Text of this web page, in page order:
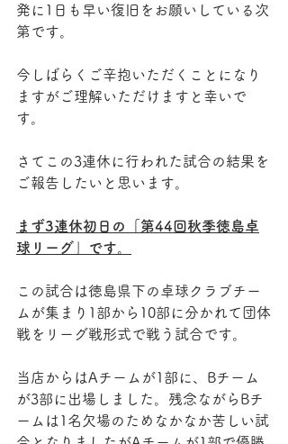
発に1日も早い復旧をお願いしている次
第です。
今しばらくご辛抱いただくことになり
ますがご理解いただけますと幸いで
す。
さてこの3連休に行われた試合の結果を
ご報告したいと思います。
まず3連休初日の「第44回秋季徳島卓
球リーグ」です。
この試合は徳島県下の卓球クラブチー
ムが集まり1部から10部に分かれて団体
戦をリーグ戦形式で戦う試合です。
当店からはAチームが1部に、Bチーム
が3部に出場しました。残念ながらBチ
ームは1名欠場のためなかなか苦しい試